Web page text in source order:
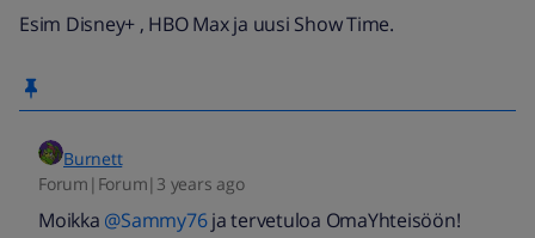
Esim Disney+ , HBO Max ja uusi Show Time.
Burnett
Forum|Forum|3 years ago
Moikka @Sammy76ja tervetuloa OmaYhteisöön!